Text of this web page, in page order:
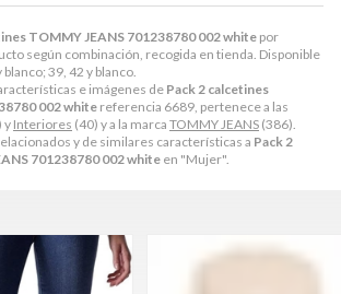
TOMMY JEANS 701238780 002 white por
según combinación, recogida en tienda. Disponible
39, 42 y blanco.
e imágenes de Pack 2 calcetines
002 white referencia 6689, pertenece a las
y Interiores (40) y a la marca TOMMY JEANS (386).
y de similares características a Pack 2
701238780 002 white en "Mujer".